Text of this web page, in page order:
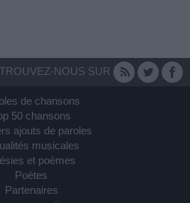
NOUS SUR
de chansons
50 chansons
ajouts de paroles
musicales
et poèmes
Poètes
Partenaires